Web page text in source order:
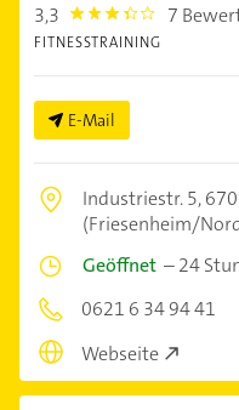
3,3 3.3 7
FITNESSTRAINING
E-Mail
Industriestr. 5,
(Friesenheim/
Geöffnet –24
0621 6 34 94 41
Webseite